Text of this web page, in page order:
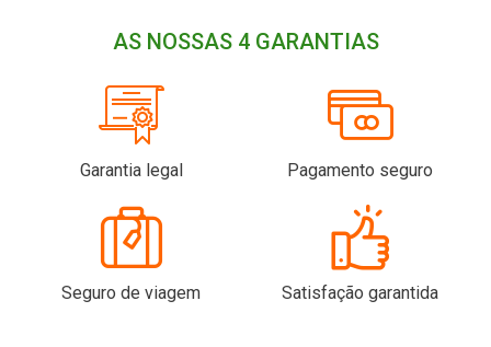
AS NOSSAS 4 GARANTIAS
Garantia legal Pagamento seguro
Seguro de viagem Satisfação garantida